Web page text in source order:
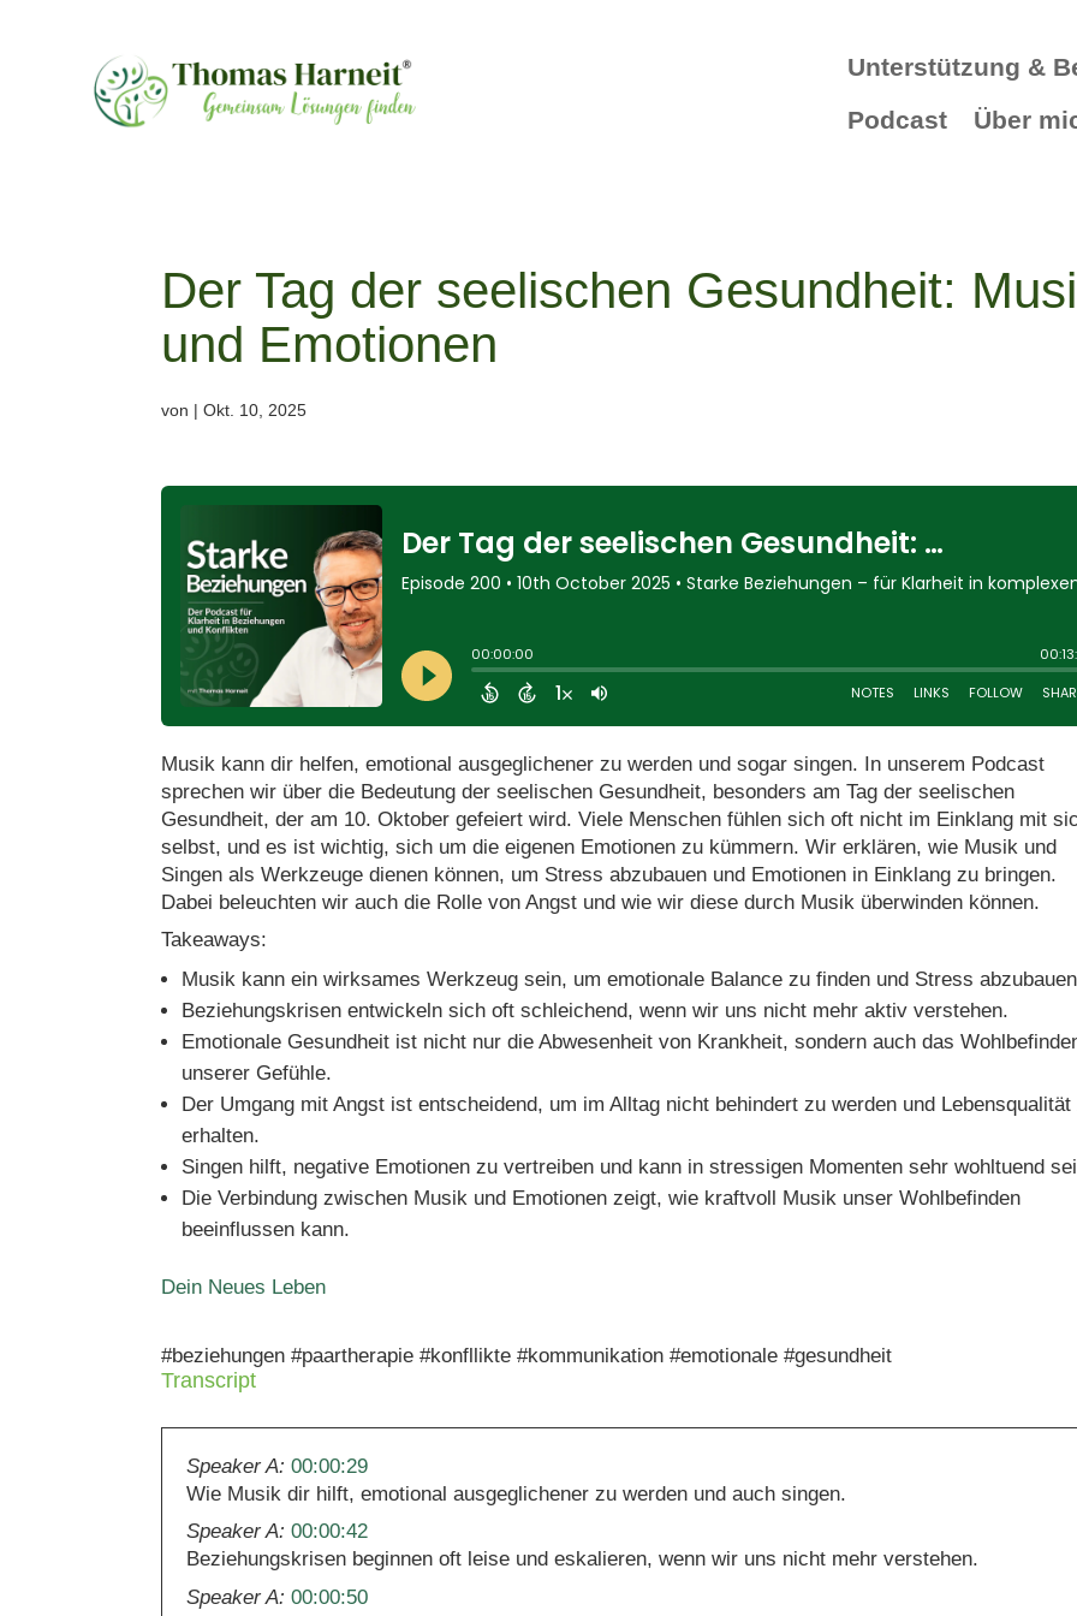
Unterstützung &
Podcast
Über
Der Tag der seelischen Gesundheit:
und Emotionen
von |Okt. 10, 2025
Musik kann dir helfen, emotional ausgeglichener zu werden und sogar singen. In unserem Podcast
sprechen wir über die Bedeutung der seelischen Gesundheit, besonders am Tag der seelischen
Gesundheit, der am 10. Oktober gefeiert wird. Viele Menschen fühlen sich oft nicht im Einklang mit
selbst, und es ist wichtig, sich um die eigenen Emotionen zu kümmern. Wir erklären, wie Musik und
Singen als Werkzeuge dienen können, um Stress abzubauen und Emotionen in Einklang zu bringen.
Dabei beleuchten wir auch die Rolle von Angst und wie wir diese durch Musik überwinden können.
Takeaways:
Musik kann ein wirksames Werkzeug sein, um emotionale Balance zu finden und Stress
Beziehungskrisen entwickeln sich oft schleichend, wenn wir uns nicht mehr aktiv verstehen.
Emotionale Gesundheit ist nicht nur die Abwesenheit von Krankheit, sondern auch das
unserer Gefühle.
Der Umgang mit Angst ist entscheidend, um im Alltag nicht behindert zu werden und Lebensqualität
erhalten.
Singen hilft, negative Emotionen zu vertreiben und kann in stressigen Momenten sehr wohltuend
Die Verbindung zwischen Musik und Emotionen zeigt, wie kraftvoll Musik unser Wohlbefinden
beeinflussen kann.
Dein Neues Leben
#beziehungen #paartherapie #konfllikte #kommunikation #emotionale #gesundheit
Transcript
Speaker A: 00:00:29
Wie Musik dir hilft, emotional ausgeglichener zu werden und auch singen.
Speaker A: 00:00:42
Beziehungskrisen beginnen oft leise und eskalieren, wenn wir uns nicht mehr verstehen.
Speaker A: 00:00:50